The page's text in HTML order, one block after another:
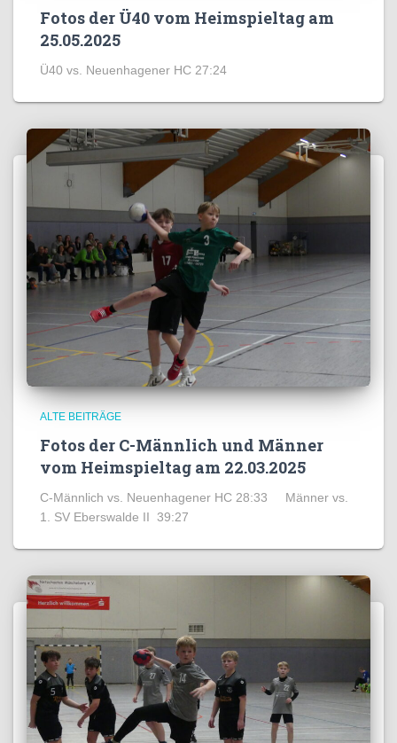
Fotos der Ü40 vom Heimspieltag am
25.05.2025
Ü40 vs. Neuenhagener HC 27:24
ALTE BEITRÄGE
Fotos der C-Männlich und Männer
vom Heimspieltag am 22.03.2025
C-Männlich vs. Neuenhagener HC 28:33 Männer vs.
1. SV Eberswalde II 39:27